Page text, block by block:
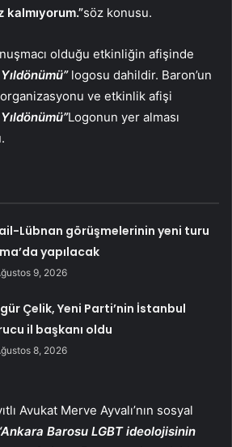
söz konusu.
olduğu etkinliğin afişinde
logosu dahildir. Baron’un
ve etkinlik afişi
Logonun yer alması
Lübnan görüşmelerinin yeni turu
yapılacak
9, 2026
Çelik, Yeni Parti’nin İstanbul
il başkanı oldu
8, 2026
Avukat Merve Ayvalı’nın sosyal
Barosu LGBT ideolojisinin